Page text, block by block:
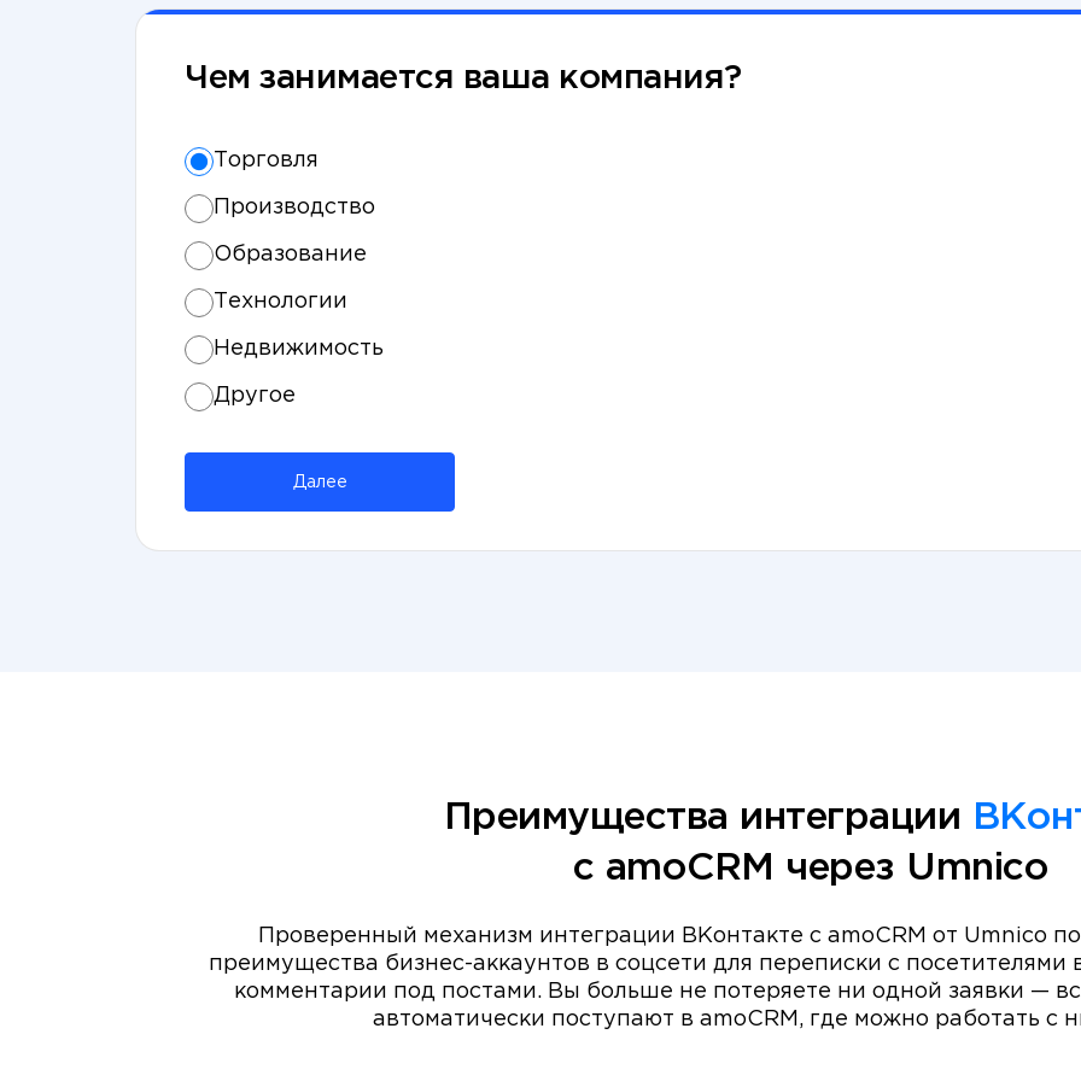
Чем занимается ваша компания?
Торговля
Производство
Образование
Технологии
Недвижимость
Другое
Далее
Преимущества интеграции
с amoCRM через Umnico
Проверенный механизм интеграции ВКонтакте с amoCRM от Umnico
преимущества бизнес-аккаунтов в соцсети для переписки с
комментарии под постами. Вы больше не потеряете ни одной заявки —
автоматически поступают в amoCRM, где можно работать с